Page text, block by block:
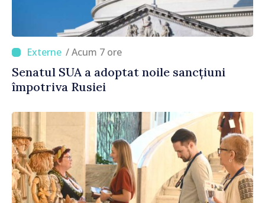
/ Acum 7 ore
Senatul SUA a adoptat noile sancțiuni
împotriva Rusiei